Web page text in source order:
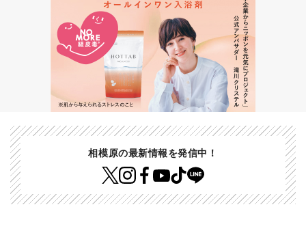
相模原の最新情報を発信中！